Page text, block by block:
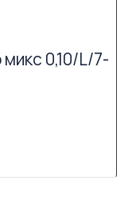
0,10/L/7-